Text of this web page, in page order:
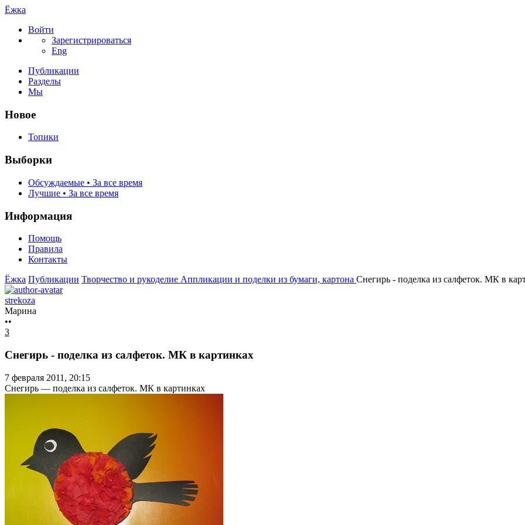
Ёжка
Войти
Зарегистрироваться
Eng
Публикации
Разделы
Мы
Новое
Топики
Выборки
Обсуждаемые • За все время
Лучшие • За все время
Информация
Помощь
Правила
Контакты
Ёжка Публикации Творчество и рукоделие Аппликации и поделки из бумаги, картона Снегирь - поделка из салфеток. МК в
strekoza
Марина
••
3
Снегирь - поделка из салфеток. МК в картинках
7 февраля 2011, 20:15
Снегирь — поделка из салфеток. МК в картинках